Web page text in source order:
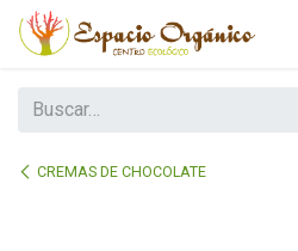
Ir al contenido
CREMAS DE CHOCOLATE